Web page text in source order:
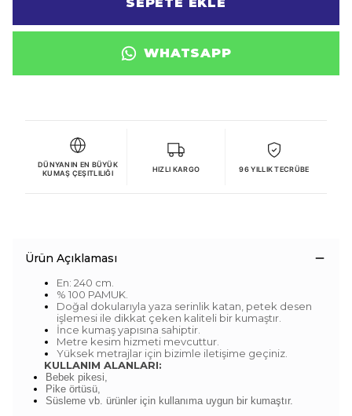
WHATSAPP
DÜNYANIN EN BÜYÜK
KUMAŞ ÇEŞITLILIĞI
HIZLI KARGO 96 YILLIK TECRÜBE
Ürün Açıklaması
En: 240 cm.
% 100 PAMUK.
Doğal dokularıyla yaza serinlik katan, petek desen
işlemesi ile dikkat çeken kaliteli bir kumaştır.
İnce kumaş yapısına sahiptir.
Metre kesim hizmeti mevcuttur.
Yüksek metrajlar için bizimle iletişime geçiniz.
KULLANIM ALANLARI:
Bebek pikesi,
Pike örtüsü,
Süsleme vb. ürünler için kullanıma uygun bir kumaştır.